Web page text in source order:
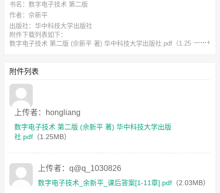
书名：数字电子技术 第二版
作者：佘新平
出版社：华中科技大学出版社
附件下载列表如下：
数字电子技术 第二版 (佘新平 著) 华中科技大学出版社.pdf （1.25MB）
附件列表
上传者：hongliang
数字电子技术 第二版 (佘新平 著) 华中科技大学出版
社.pdf （1.25MB）
上传者：q@q_1030826
数字电子技术_余新平_课后答案[1-11章].pdf （2.03MB）